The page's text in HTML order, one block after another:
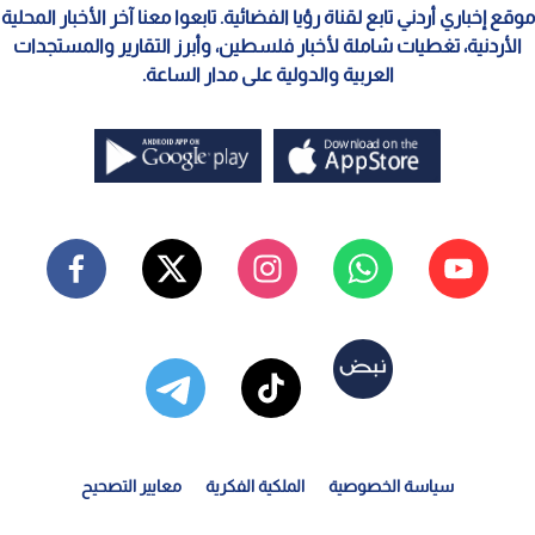
موقع إخباري أردني تابع لقناة رؤيا الفضائية. تابعوا معنا آخر الأخبار المحلية
الأردنية، تغطيات شاملة لأخبار فلسطين، وأبرز التقارير والمستجدات
العربية والدولية على مدار الساعة.
سياسة الخصوصية الملكية الفكرية معايير التصحيح